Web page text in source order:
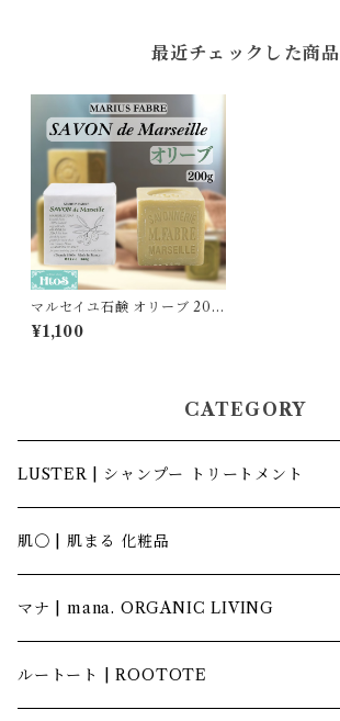
最近チェックした商品
マルセイユ石鹸 オリーブ 200
g サボンドマルセイユ マリウ
スファーブル
¥1,100
CATEGORY
LUSTER | シャンプー トリートメント
肌〇 | 肌まる 化粧品
マナ | mana. ORGANIC LIVING
ルートート | ROOTOTE